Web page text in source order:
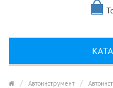
Автоинструмент